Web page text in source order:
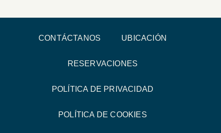
CONTÁCTANOS UBICACIÓN
RESERVACIONES
POLÍTICA DE PRIVACIDAD
POLÍTICA DE COOKIES